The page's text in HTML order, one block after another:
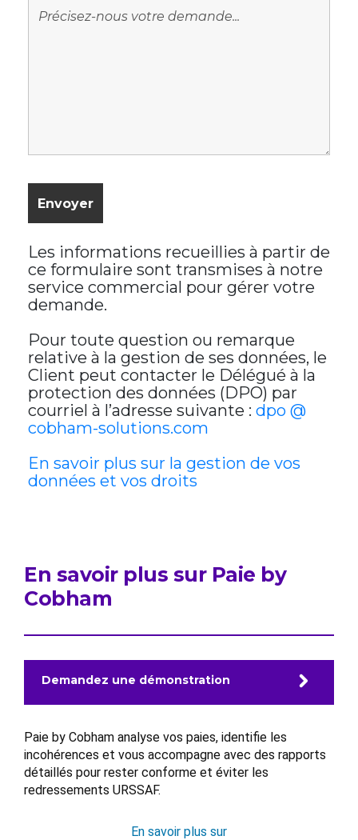
Les informations recueillies à partir de
ce formulaire sont transmises à notre
service commercial pour gérer votre
demande.
Pour toute question ou remarque
relative à la gestion de ses données, le
Client peut contacter le Délégué à la
protection des données (DPO) par
courriel à l’adresse suivante : dpo @
cobham-solutions.com
En savoir plus sur la gestion de vos
données et vos droits
En savoir plus sur Paie by
Cobham
Demandez une démonstration
Paie by Cobham analyse vos paies, identifie les
incohérences et vous accompagne avec des rapports
détaillés pour rester conforme et éviter les
redressements URSSAF.
En savoir plus sur